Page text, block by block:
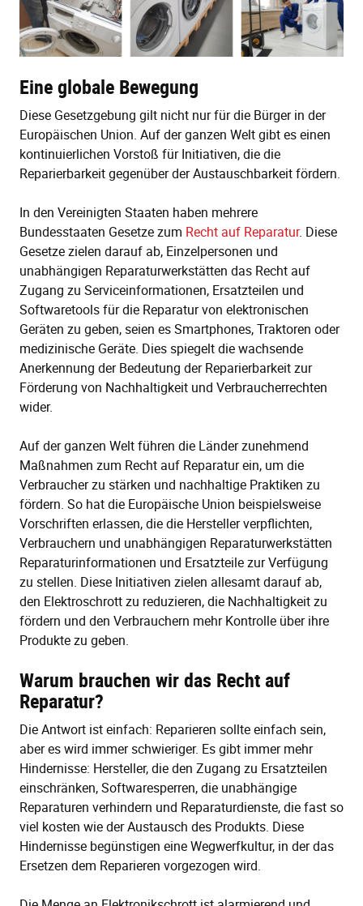
Eine globale Bewegung
Diese Gesetzgebung gilt nicht nur für die Bürger in der
Europäischen Union. Auf der ganzen Welt gibt es einen
kontinuierlichen Vorstoß für Initiativen, die die
Reparierbarkeit gegenüber der Austauschbarkeit fördern.
In den Vereinigten Staaten haben mehrere
Bundesstaaten Gesetze zum Recht auf Reparatur. Diese
Gesetze zielen darauf ab, Einzelpersonen und
unabhängigen Reparaturwerkstätten das Recht auf
Zugang zu Serviceinformationen, Ersatzteilen und
Softwaretools für die Reparatur von elektronischen
Geräten zu geben, seien es Smartphones, Traktoren oder
medizinische Geräte. Dies spiegelt die wachsende
Anerkennung der Bedeutung der Reparierbarkeit zur
Förderung von Nachhaltigkeit und Verbraucherrechten
wider.
Auf der ganzen Welt führen die Länder zunehmend
Maßnahmen zum Recht auf Reparatur ein, um die
Verbraucher zu stärken und nachhaltige Praktiken zu
fördern. So hat die Europäische Union beispielsweise
Vorschriften erlassen, die die Hersteller verpflichten,
Verbrauchern und unabhängigen Reparaturwerkstätten
Reparaturinformationen und Ersatzteile zur Verfügung
zu stellen. Diese Initiativen zielen allesamt darauf ab,
den Elektroschrott zu reduzieren, die Nachhaltigkeit zu
fördern und den Verbrauchern mehr Kontrolle über ihre
Produkte zu geben.
Warum brauchen wir das Recht auf
Reparatur?
Die Antwort ist einfach: Reparieren sollte einfach sein,
aber es wird immer schwieriger. Es gibt immer mehr
Hindernisse: Hersteller, die den Zugang zu Ersatzteilen
einschränken, Softwaresperren, die unabhängige
Reparaturen verhindern und Reparaturdienste, die fast so
viel kosten wie der Austausch des Produkts. Diese
Hindernisse begünstigen eine Wegwerfkultur, in der das
Ersetzen dem Reparieren vorgezogen wird.